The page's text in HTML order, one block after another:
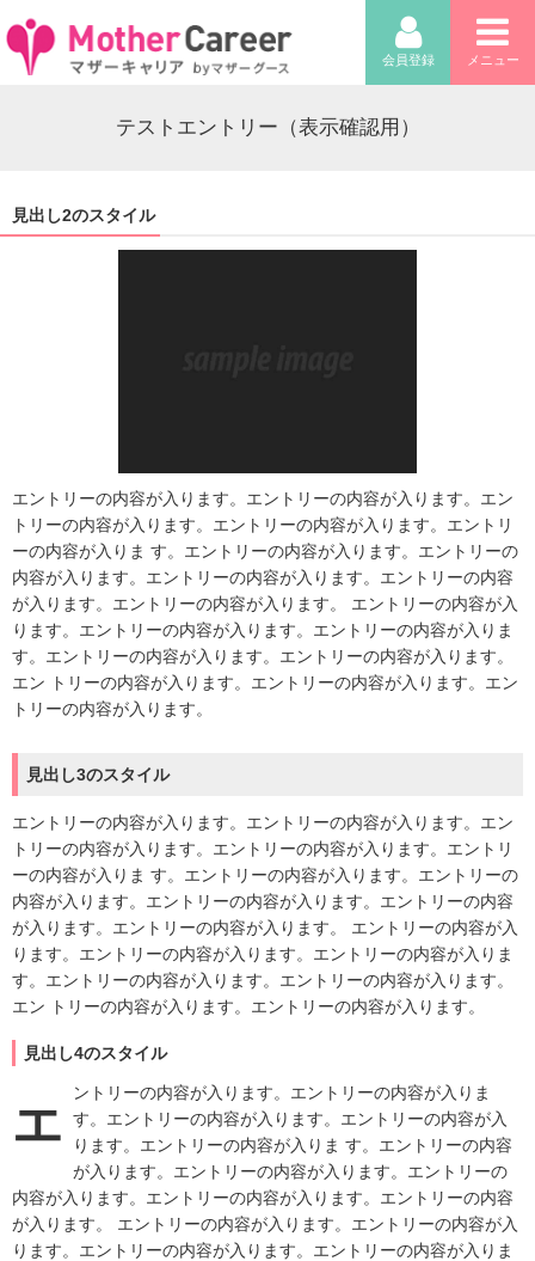
会員登録 メニュー
テストエントリー（表示確認用）
見出し2のスタイル
エントリーの内容が入ります。エントリーの内容が入ります。エン
トリーの内容が入ります。エントリーの内容が入ります。エントリ
ーの内容が入りま す。エントリーの内容が入ります。エントリーの
内容が入ります。エントリーの内容が入ります。エントリーの内容
が入ります。エントリーの内容が入ります。 エントリーの内容が入
ります。エントリーの内容が入ります。エントリーの内容が入りま
す。エントリーの内容が入ります。エントリーの内容が入ります。
エン トリーの内容が入ります。エントリーの内容が入ります。エン
トリーの内容が入ります。
見出し3のスタイル
エントリーの内容が入ります。エントリーの内容が入ります。エン
トリーの内容が入ります。エントリーの内容が入ります。エントリ
ーの内容が入りま す。エントリーの内容が入ります。エントリーの
内容が入ります。エントリーの内容が入ります。エントリーの内容
が入ります。エントリーの内容が入ります。 エントリーの内容が入
ります。エントリーの内容が入ります。エントリーの内容が入りま
す。エントリーの内容が入ります。エントリーの内容が入ります。
エン トリーの内容が入ります。エントリーの内容が入ります。
見出し4のスタイル
エ
ントリーの内容が入ります。エントリーの内容が入りま
す。エントリーの内容が入ります。エントリーの内容が入
ります。エントリーの内容が入りま す。エントリーの内容
が入ります。エントリーの内容が入ります。エントリーの
内容が入ります。エントリーの内容が入ります。エントリーの内容
が入ります。 エントリーの内容が入ります。エントリーの内容が入
ります。エントリーの内容が入ります。エントリーの内容が入りま